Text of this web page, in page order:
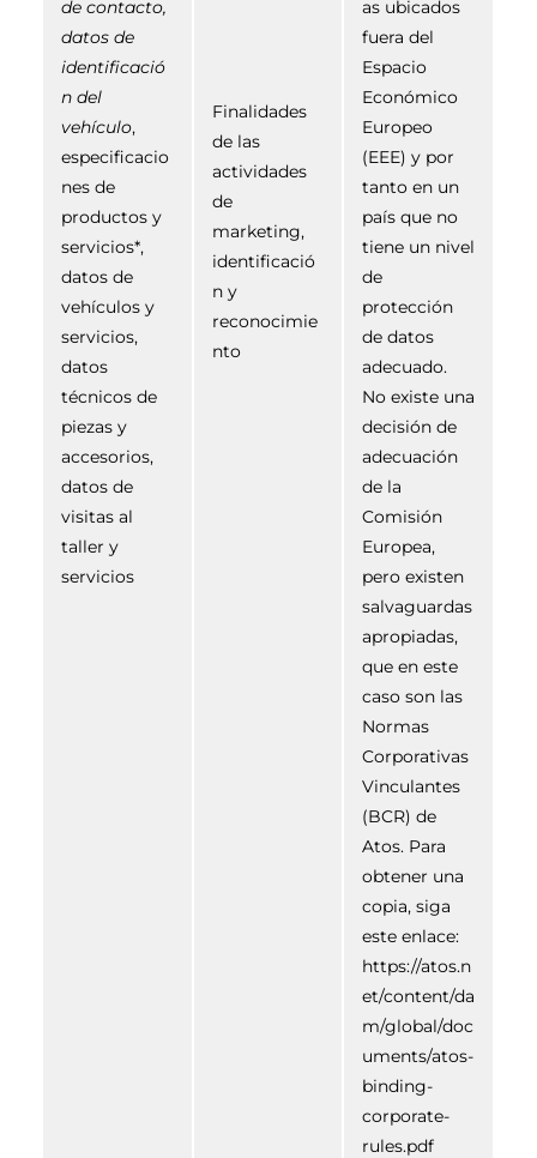
de contacto,
datos de
identificació
n del
vehículo,
especificacio
nes de
productos y
servicios*,
datos de
vehículos y
servicios,
datos
técnicos de
piezas y
accesorios,
datos de
visitas al
taller y
servicios
Finalidades
de las
actividades
de
marketing,
identificació
n y
reconocimie
nto
as ubicados
fuera del
Espacio
Económico
Europeo
(EEE) y por
tanto en un
país que no
tiene un nivel
de
protección
de datos
adecuado.
No existe una
decisión de
adecuación
de la
Comisión
Europea,
pero existen
salvaguardas
apropiadas,
que en este
caso son las
Normas
Corporativas
Vinculantes
(BCR) de
Atos. Para
obtener una
copia, siga
este enlace:
https://atos.n
et/content/da
m/global/doc
uments/atos-
binding-
corporate-
rules.pdf